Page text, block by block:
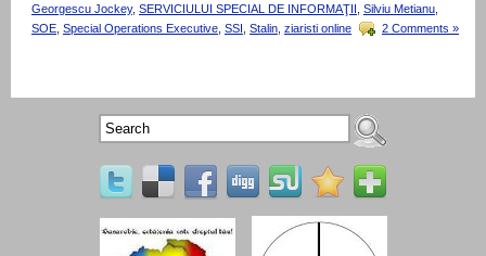
Georgescu Jockey, SERVICIULUI SPECIAL DE INFORMAŢII , Silviu Metianu,
SOE Special Operations Executive SSI Stalin ziaristi online 2 Comments »